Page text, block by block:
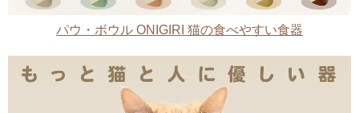
パウ・ボウル ONIGIRI 猫の食べやすい食器